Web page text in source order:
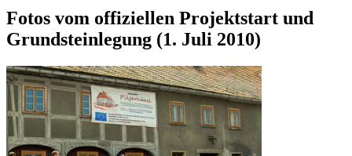
Fotos vom offiziellen Projektstart und
Grundsteinlegung (1. Juli 2010)